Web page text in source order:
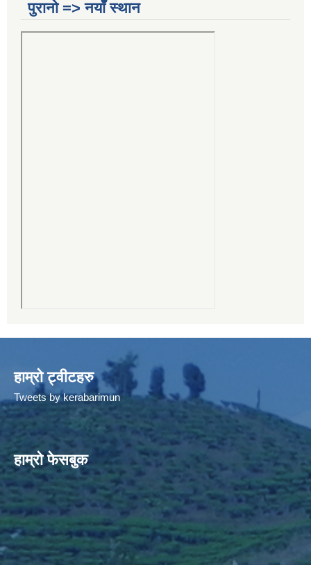
पुरानो => नयाँ स्थान
हाम्रो ट्वीटहरु
Tweets by kerabarimun
हाम्रो फेसबुक